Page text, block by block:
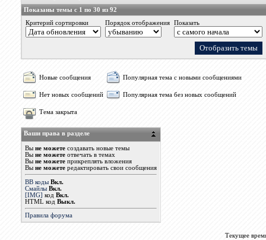
Показаны темы с 1 по 30 из 92
Критерий сортировки
Порядок отображения Показать
Новые сообщения Популярная тема с новыми сообщениями
Нет новых сообщений Популярная тема без новых сообщений
Тема закрыта
Ваши права в разделе
Вы не можетесоздавать новые темы
Вы не можетеотвечать в темах
Вы не можетеприкреплять вложения
Вы не можетередактировать свои сообщения
BB коды Вкл.
Смайлы Вкл.
[IMG] код Вкл.
HTML код Выкл.
Правила форума
Текущее